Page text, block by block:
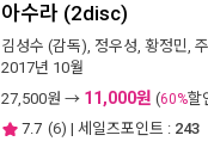
아수라 (2disc)
김성수 (감독), 정우성, 황정민,
2017년 10월
27,500원 → 11,000원 (60%할
7.7 (6) | 세일즈포인트 : 243